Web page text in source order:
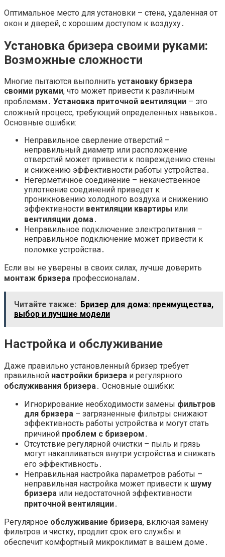
Оптимальное место для установки – стена, удаленная от
окон и дверей, с хорошим доступом к воздуху․
Установка бризера своими руками:
Возможные сложности
Многие пытаются выполнить установку бризера
своими руками, что может привести к различным
проблемам․ Установка приточной вентиляции – это
сложный процесс, требующий определенных навыков․
Основные ошибки:
Неправильное сверление отверстий –
неправильный диаметр или расположение
отверстий может привести к повреждению стены
и снижению эффективности работы устройства․
Негерметичное соединение – некачественное
уплотнение соединений приведет к
проникновению холодного воздуха и снижению
эффективности вентиляции квартиры или
вентиляции дома․
Неправильное подключение электропитания –
неправильное подключение может привести к
поломке устройства․
Если вы не уверены в своих силах, лучше доверить
монтаж бризера профессионалам․
Читайте также:
Бризер для дома: преимущества,
выбор и лучшие модели
Настройка и обслуживание
Даже правильно установленный бризер требует
правильной настройки бризера и регулярного
обслуживания бризера․ Основные ошибки:
Игнорирование необходимости замены фильтров
для бризера – загрязненные фильтры снижают
эффективность работы устройства и могут стать
причиной проблем с бризером ․
Отсутствие регулярной очистки – пыль и грязь
могут накапливаться внутри устройства и снижать
его эффективность․
Неправильная настройка параметров работы –
неправильная настройка может привести к шуму
бризера или недостаточной эффективности
приточной вентиляции․
Регулярное обслуживание бризера, включая замену
фильтров и чистку, продлит срок его службы и
обеспечит комфортный микроклимат в вашем доме․